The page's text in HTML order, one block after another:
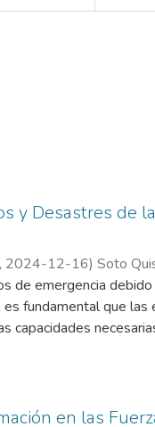
y Desastres de
, 2024-12-16) Soto
de emergencia
fundamental que las
sido elaborado con el
el cual tiene
la
en las